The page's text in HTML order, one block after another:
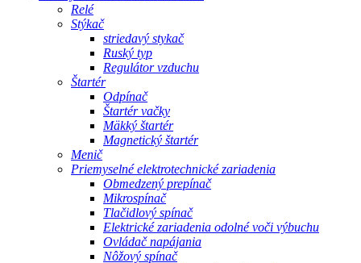
Relé
Stýkač
striedavý stykač
Ruský typ
Regulátor vzduchu
Štartér
Odpínač
Štartér vačky
Mäkký štartér
Magnetický štartér
Menič
Priemyselné elektrotechnické zariadenia
Obmedzený prepínač
Mikrospínač
Tlačidlový spínač
Elektrické zariadenia odolné voči výbuchu
Ovládač napájania
Nôžový spínač